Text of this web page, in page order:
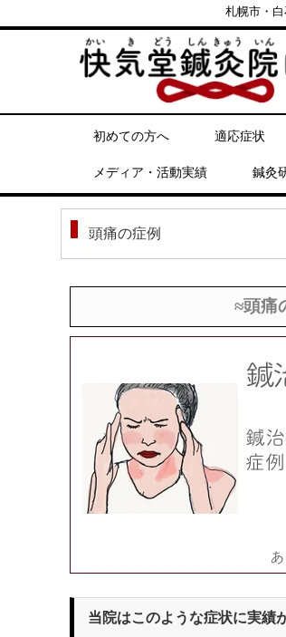
札幌市・
初めての方へ 適応症状
メディア・活動実績 鍼灸
頭痛の症例
≈頭痛
当院はこのような症状に実績